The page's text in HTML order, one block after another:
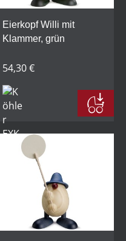
Eierkopf Willi mit
Klammer, grün
54,30 €